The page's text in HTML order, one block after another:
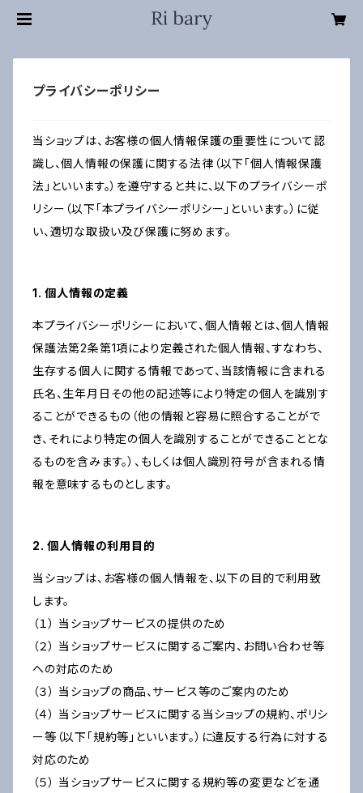
プライバシーポリシー
当ショップは、お客様の個人情報保護の重要性について認
識し、個人情報の保護に関する法律（以下「個人情報保護
法」といいます。）を遵守すると共に、以下のプライバシーポ
リシー（以下「本プライバシーポリシー」といいます。）に従
い、適切な取扱い及び保護に努めます。
1. 個人情報の定義
本プライバシーポリシーにおいて、個人情報とは、個人情報
保護法第2条第1項により定義された個人情報、すなわち、
生存する個人に関する情報であって、当該情報に含まれる
氏名、生年月日その他の記述等により特定の個人を識別す
ることができるもの（他の情報と容易に照合することがで
き、それにより特定の個人を識別することができることとな
るものを含みます。）、もしくは個人識別符号が含まれる情
報を意味するものとします。
2. 個人情報の利用目的
当ショップは、お客様の個人情報を、以下の目的で利用致
します。
（１） 当ショップサービスの提供のため
（２） 当ショップサービスに関するご案内、お問い合わせ等
への対応のため
（３） 当ショップの商品、サービス等のご案内のため
（４） 当ショップサービスに関する当ショップの規約、ポリシ
ー等（以下「規約等」といいます。）に違反する行為に対する
対応のため
（５） 当ショップサービスに関する規約等の変更などを通